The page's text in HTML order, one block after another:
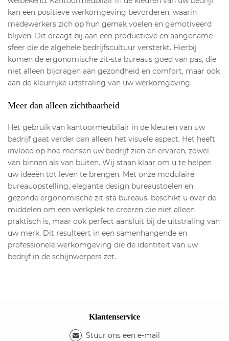
kan een positieve werkomgeving bevorderen, waarin
medewerkers zich op hun gemak voelen en gemotiveerd
blijven. Dit draagt bij aan een productieve en aangename
sfeer die de algehele bedrijfscultuur versterkt. Hierbij
komen de ergonomische zit-sta bureaus goed van pas, die
niet alleen bijdragen aan gezondheid en comfort, maar ook
aan de kleurrijke uitstraling van uw werkomgeving.
Meer dan alleen zichtbaarheid
Het gebruik van kantoormeubilair in de kleuren van uw
bedrijf gaat verder dan alleen het visuele aspect. Het heeft
invloed op hoe mensen uw bedrijf zien en ervaren, zowel
van binnen als van buiten. Wij staan klaar om u te helpen
uw ideeën tot leven te brengen. Met onze modulaire
bureauopstelling, elegante design bureaustoelen en
gezonde ergonomische zit-sta bureaus, beschikt u over de
middelen om een werkplek te creëren die niet alleen
praktisch is, maar ook perfect aansluit bij de uitstraling van
uw merk. Dit resulteert in een samenhangende en
professionele werkomgeving die de identiteit van uw
bedrijf in de schijnwerpers zet.
Klantenservice
Stuur ons een e-mail